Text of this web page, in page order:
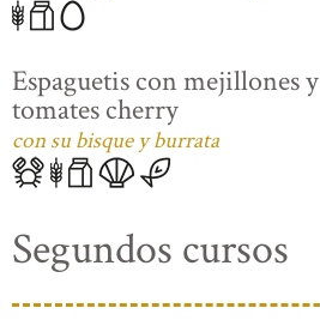
Espaguetis con mejillones y
tomates cherry
con su bisque y burrata
Segundos cursos